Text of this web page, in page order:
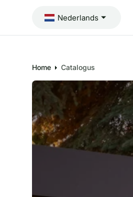
O
Nederlands
Home Catalogus